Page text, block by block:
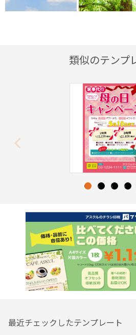
類似のテンプ
1 2 3 4
最近チェックしたテンプレート